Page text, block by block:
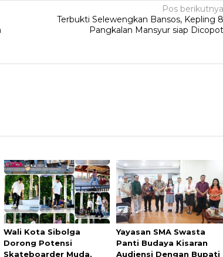
Pos berikutnya
Terbukti Selewengkan Bansos, Kepling 8
Pangkalan Mansyur siap Dicopot
Wali Kota Sibolga
Dorong Potensi
Skateboarder Muda,
Yayasan SMA Swasta
Panti Budaya Kisaran
Audiensi Dengan Bupati